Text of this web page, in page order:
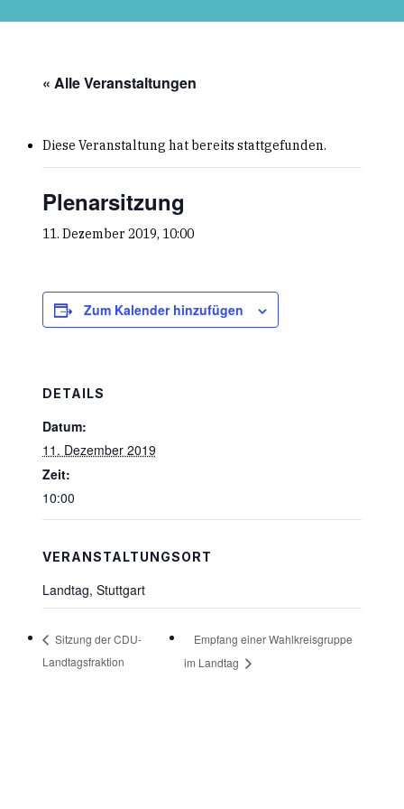
« Alle Veranstaltungen
Diese Veranstaltung hat bereits stattgefunden.
Plenarsitzung
11. Dezember 2019, 10:00
Zum Kalender hinzufügen
DETAILS
Datum:
11. Dezember 2019
Zeit:
10:00
VERANSTALTUNGSORT
Landtag, Stuttgart
Sitzung der CDU-
Landtagsfraktion
Empfang einer Wahlkreisgruppe
im Landtag